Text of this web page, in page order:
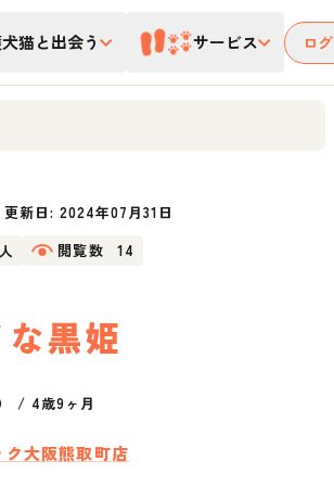
猫と出会う サービス ロ
更新日: 2024年07月31日
閲覧数 14
黒姫
/ 4歳9ヶ月
大阪熊取町店